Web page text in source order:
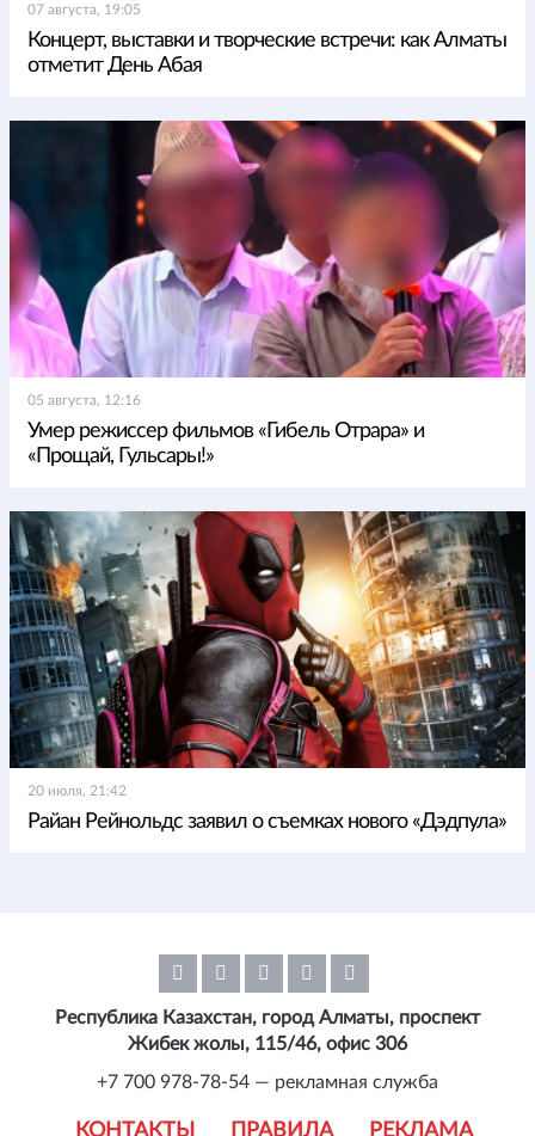
07 августа, 19:05
Концерт, выставки и творческие встречи: как Алматы
отметит День Абая
05 августа, 12:16
Умер режиссер фильмов «Гибель Отрара» и
«Прощай, Гульсары!»
20 июля, 21:42
Райан Рейнольдс заявил о съемках нового «Дэдпула»
КОНТАКТЫ ПРАВИЛА РЕКЛАМА
Республика Казахстан, город Алматы, проспект
Жибек жолы, 115/46, офис 306
+7 700 978-78-54 — рекламная служба